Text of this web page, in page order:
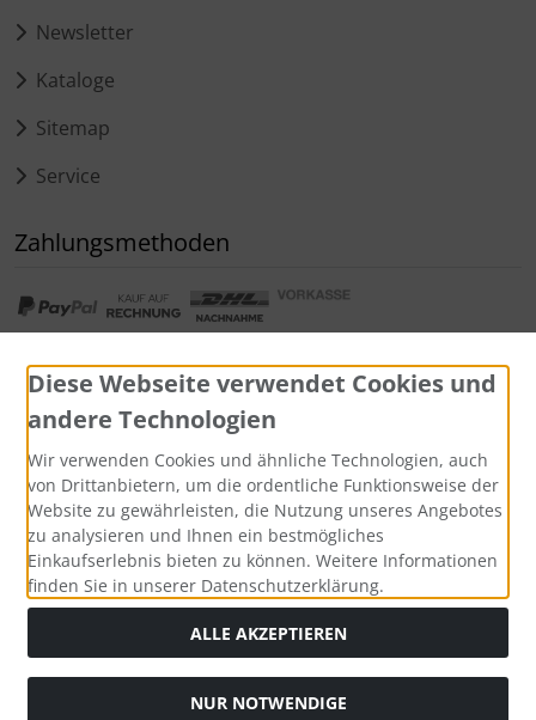
Newsletter
Kataloge
Sitemap
Service
Zahlungsmethoden
Alle Preise inkl. gesetzl. MwSt. zzgl.Versandkosten
Diese Webseite verwendet Cookies und
andere Technologien
Wir verwenden Cookies und ähnliche Technologien, auch
von Drittanbietern, um die ordentliche Funktionsweise der
Website zu gewährleisten, die Nutzung unseres Angebotes
zu analysieren und Ihnen ein bestmögliches
Einkaufserlebnis bieten zu können. Weitere Informationen
finden Sie in unserer Datenschutzerklärung.
ALLE AKZEPTIEREN
NUR NOTWENDIGE